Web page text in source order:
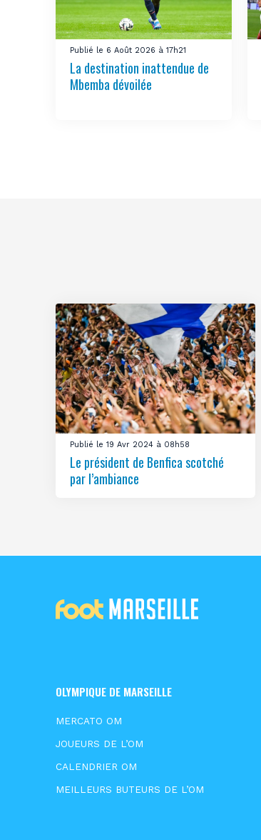
Publié le 6 Août 2026 à 17h21
La destination inattendue de
Mbemba dévoilée
Publié le 19 Avr 2024 à 08h58
Le président de Benfica scotché
par l’ambiance
OLYMPIQUE DE MARSEILLE
MERCATO OM
JOUEURS DE L’OM
CALENDRIER OM
MEILLEURS BUTEURS DE L’OM